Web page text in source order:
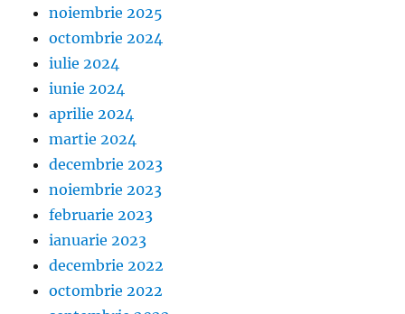
noiembrie 2025
octombrie 2024
iulie 2024
iunie 2024
aprilie 2024
martie 2024
decembrie 2023
noiembrie 2023
februarie 2023
ianuarie 2023
decembrie 2022
octombrie 2022